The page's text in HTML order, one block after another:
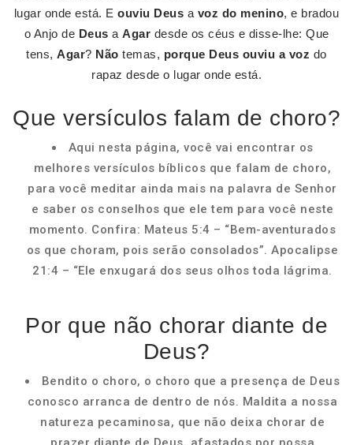
lugar onde está. Eouviu Deus a voz do menino, e bradou
o Anjo de Deus a Agar desde os céus e disse-lhe: Que
tens,Agar? Não temas, porque Deus ouviu a voz do
rapaz desde o lugar onde está.
Que versículos falam de choro?
Aqui nesta página, você vai encontrar os
melhores versículos bíblicos que falam de choro,
para você meditar ainda mais na palavra de Senhor
e saber os conselhos que ele tem para você neste
momento. Confira: Mateus 5:4 – “Bem-aventurados
os que choram, pois serão consolados”. Apocalipse
21:4 – “Ele enxugará dos seus olhos toda lágrima.
Por que não chorar diante de
Deus?
Bendito o choro, o choro que a presença de Deus
conosco arranca de dentro de nós. Maldita a nossa
natureza pecaminosa, que não deixa chorar de